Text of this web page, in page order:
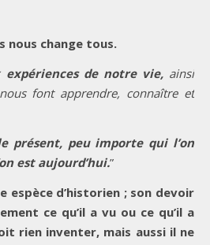
nous change tous.
de notre vie, ainsi
font apprendre, connaître et
présent, peu importe qui l’on
est aujourd’hui.”
espèce d’historien ; son devoir
ce qu’il a vu ou ce qu’il a
rien inventer, mais aussi il ne